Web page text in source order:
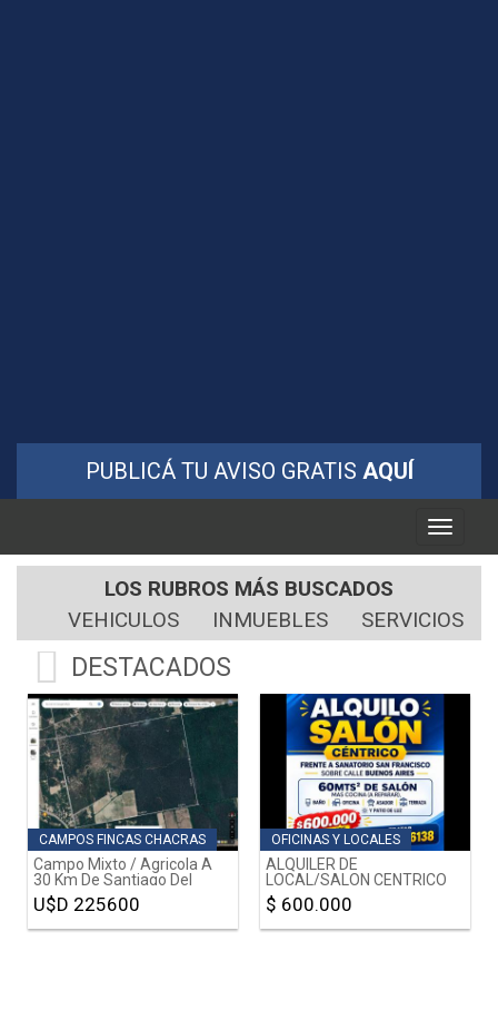
PUBLICÁ TU AVISO GRATIS AQUÍ
Toggle
LOS RUBROS MÁS BUSCADOS
VEHICULOS
INMUEBLES SERVICIOS
DESTACADOS
CAMPOS FINCAS CHACRAS
Campo Mixto / Agricola A
30 Km De Santiago Del
Estero
U$D 225600
OFICINAS Y LOCALES
ALQUILER DE
LOCAL/SALON CENTRICO
$ 600.000